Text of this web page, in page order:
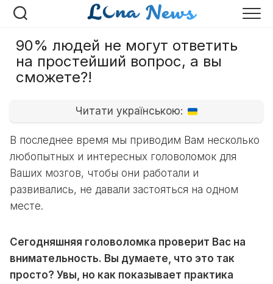
Перейти
90% людей не могут ответить
на простейший вопрoс, а вы
сможете?!
Читати українською:
В последнее время мы приводим Вам несколько
любопытных и интересных головоломок для
Ваших мозгов, чтобы они работали и
развивались, не давали застояться на одном
месте.
Сегодняшняя головоломка проверит Вас на
внимательность. Вы думаете, что это так
просто? Увы, но как показывает практика